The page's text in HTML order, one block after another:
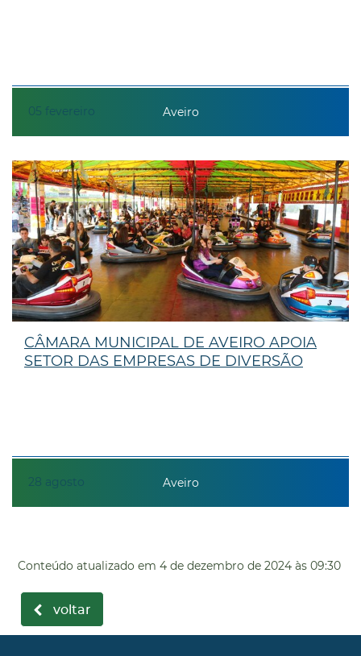
05 fevereiro Aveiro
28 agosto
CÂMARA MUNICIPAL DE AVEIRO APOIA
SETOR DAS EMPRESAS DE DIVERSÃO
Aveiro
Conteúdo atualizado em 4 de dezembro de 2024 às 09:30
voltar